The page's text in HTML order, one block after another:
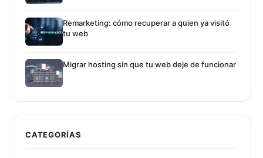
Remarketing: cómo recuperar a quien ya visitó
tu web
Migrar hosting sin que tu web deje de funcionar
CATEGORÍAS